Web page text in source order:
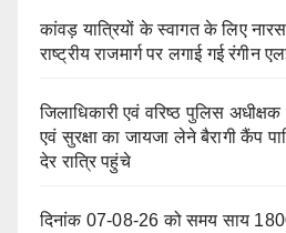
कांवड़ यात्रियों के स्वागत के लिए
राष्ट्रीय राजमार्ग पर लगाई गई रंगीन
जिलाधिकारी एवं वरिष्ठ पुलिस
एवं सुरक्षा का जायजा लेने बैरागी कैंप
देर रात्रि पहुंचे
दिनांक 07-08-26 को समय साय